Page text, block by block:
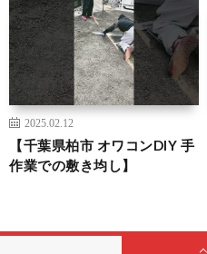
2025.02.12
【千葉県柏市 オワコンDIY 手
作業での敷き均し】